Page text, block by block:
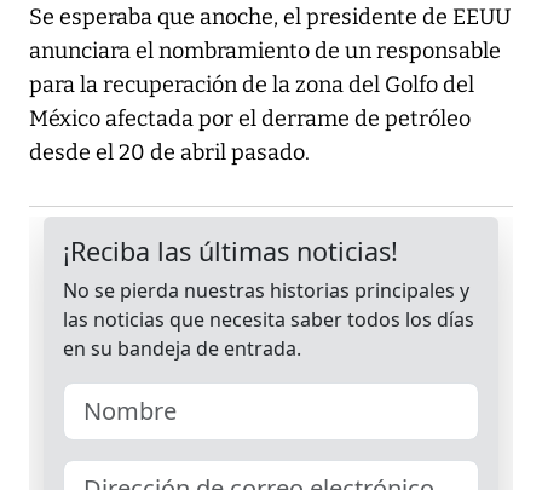
Se esperaba que anoche, el presidente de EEUU
anunciara el nombramiento de un responsable
para la recuperación de la zona del Golfo del
México afectada por el derrame de petróleo
desde el 20 de abril pasado.